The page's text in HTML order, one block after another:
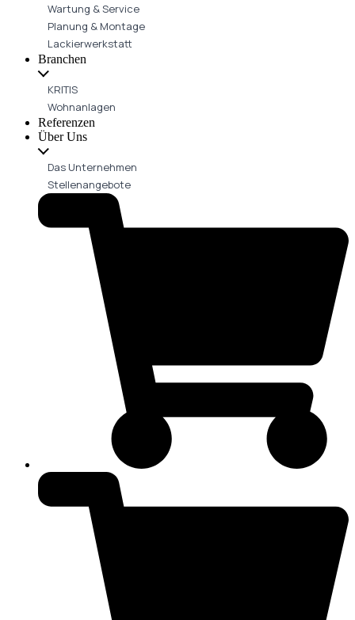
Wartung & Service
Planung & Montage
Lackierwerkstatt
Branchen
KRITIS
Wohnanlagen
Referenzen
Über Uns
Das Unternehmen
Stellenangebote